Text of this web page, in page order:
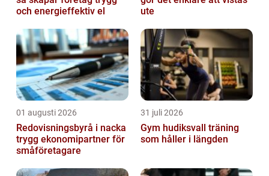
och energieffektiv el
ute
01 augusti 2026
Redovisningsbyrå i nacka
trygg ekonomipartner för
småföretagare
31 juli 2026
Gym hudiksvall träning
som håller i längden